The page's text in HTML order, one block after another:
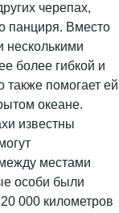
черепах,
панциря. Вместо
несколькими
более гибкой и
помогает ей
океане.
известны
местами
особи были
000 километров